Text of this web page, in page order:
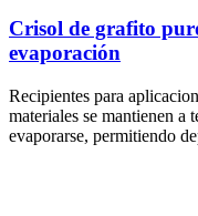
Crisol de grafito
evaporación
Recipientes para
materiales se mantienen a
evaporarse, permitiendo